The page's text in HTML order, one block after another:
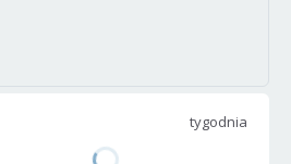
tygodnia